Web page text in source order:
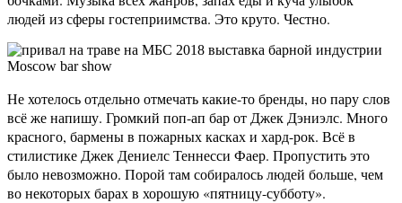
людей из сферы гостеприимства. Это круто. Честно.
Не хотелось отдельно отмечать какие-то бренды, но пару слов
всё же напишу. Громкий поп-ап бар от Джек Дэниэлс. Много
красного, бармены в пожарных касках и хард-рок. Всё в
стилистике Джек Дениелс Теннесси Фаер. Пропустить это
было невозможно. Порой там собиралось людей больше, чем
во некоторых барах в хорошую «пятницу-субботу».